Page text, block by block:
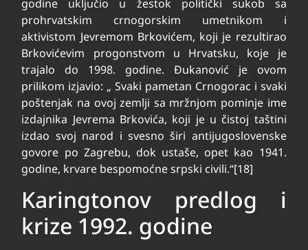
godine uključio u žestok politički sukob sa
prohrvatskim crnogorskim umetnikom i
aktivistom Jevremom Brkovićem, koji je rezultirao
Brkovićevim progonstvom u Hrvatsku, koje je
trajalo do 1998. godine. Đukanović je ovom
prilikom izjavio: „ Svaki pametan Crnogorac i svaki
poštenjak na ovoj zemlji sa mržnjom pominje ime
izdajnika Jevrema Brkovića, koji je u čistoj taštini
izdao svoj narod i svesno širi antijugoslovenske
govore po Zagrebu, dok ustaše, opet kao 1941.
godine, krvare bespomoćne srpski civili.“[18]
Karingtonov predlog i
krize 1992. godine